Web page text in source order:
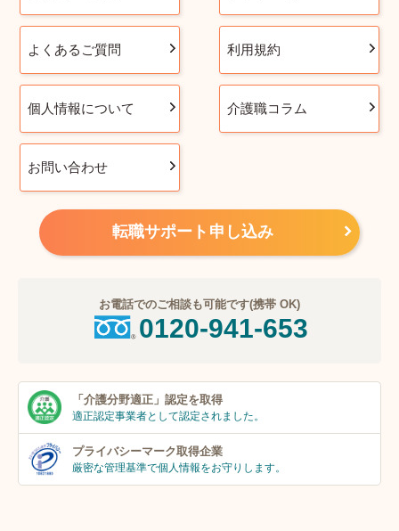
よくあるご質問 利用規約
個人情報について 介護職コラム
お問い合わせ
転職サポート申し込み
お電話でのご相談も可能です(携帯 OK)
0120-941-653
「介護分野適正」 認定を取得
適正認定事業者として認定されました。
プライバシーマーク取得企業
厳密な管理基準で個人情報をお守りします。